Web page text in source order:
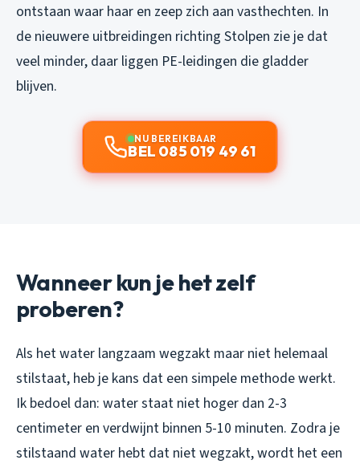
ontstaan waar haar en zeep zich aan vasthechten. In
de nieuwere uitbreidingen richting Stolpen zie je dat
veel minder, daar liggen PE-leidingen die gladder
blijven.
NU BEREIKBAAR
BEL 085 019 49 61
Wanneer kun je het zelf
proberen?
Als het water langzaam wegzakt maar niet helemaal
stilstaat, heb je kans dat een simpele methode werkt.
Ik bedoel dan: water staat niet hoger dan 2-3
centimeter en verdwijnt binnen 5-10 minuten. Zodra je
stilstaand water hebt dat niet wegzakt, wordt het een